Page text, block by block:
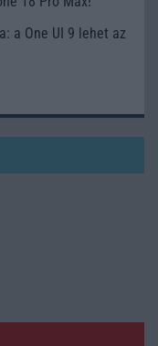
a One UI 9 lehet az